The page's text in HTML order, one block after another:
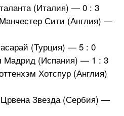
(Италия) — 0 : 3
Сити (Англия) —
(Турция) — 5 : 0
Мадрид (Испания) — 1 : 3
Хотспур (Англия)
Звезда (Сербия) —